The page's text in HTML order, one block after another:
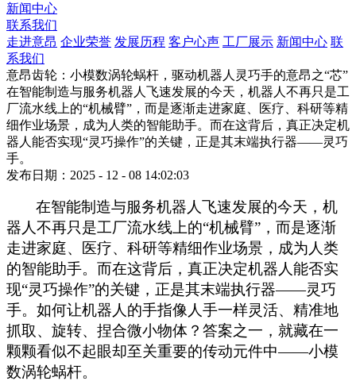
新闻中心
联系我们
走进意昂 企业荣誉 发展历程 客户心声 工厂展示 新闻中心 联
系我们
意昂齿轮：小模数涡轮蜗杆，驱动机器人灵巧手的意昂之“芯”
在智能制造与服务机器人飞速发展的今天，机器人不再只是工
厂流水线上的“机械臂”，而是逐渐走进家庭、医疗、科研等精
细作业场景，成为人类的智能助手。而在这背后，真正决定机
器人能否实现“灵巧操作”的关键，正是其末端执行器——灵巧
手。
发布日期：2025 - 12 - 08 14:02:03
在智能制造与服务机器人飞速发展的今天，机
器人不再只是工厂流水线上的“机械臂”，而是逐渐
走进家庭、医疗、科研等精细作业场景，成为人类
的智能助手。而在这背后，真正决定机器人能否实
现“灵巧操作”的关键，正是其末端执行器——灵巧
手。如何让机器人的手指像人手一样灵活、精准地
抓取、旋转、捏合微小物体？答案之一，就藏在一
颗颗看似不起眼却至关重要的传动元件中——小模
数涡轮蜗杆。